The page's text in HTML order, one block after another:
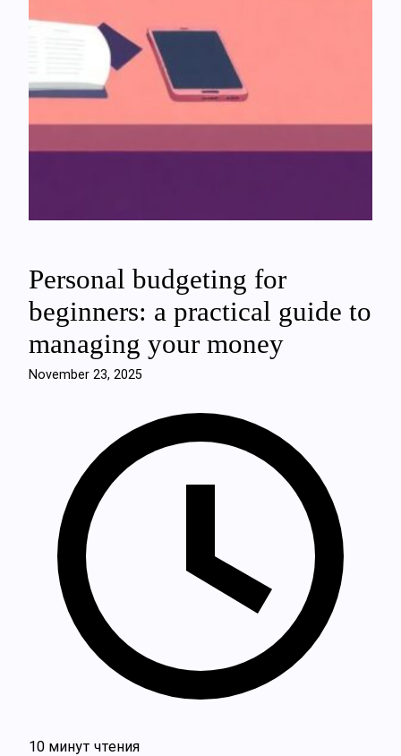
Personal budgeting for
beginners: a practical guide to
managing your money
November 23, 2025
10 минут чтения